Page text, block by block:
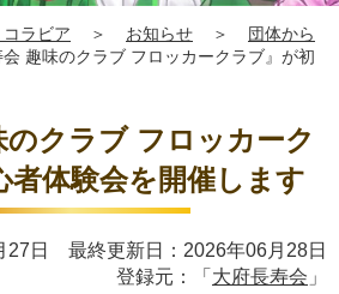
ラビア ＞ お知らせ ＞
団体から
会 趣味のクラブ フロッカークラブ』が初
のクラブ フロッカーク
者体験会を開催します
27日 最終更新日：2026年06月28日
登録元：「 大府長寿会 」